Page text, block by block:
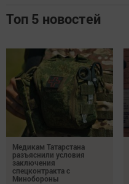
Топ 5 новостей
Медикам Татарстана
разъяснили условия
заключения
спецконтракта с
Минобороны